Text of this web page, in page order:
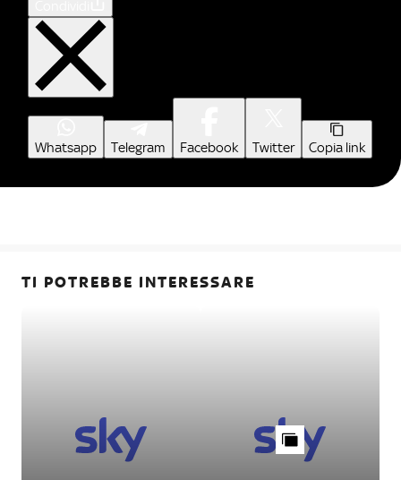
Whatsapp Telegram Facebook Twitter Copia link
TI POTREBBE INTERESSARE